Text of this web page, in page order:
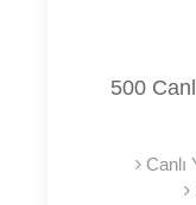
500
Canlı